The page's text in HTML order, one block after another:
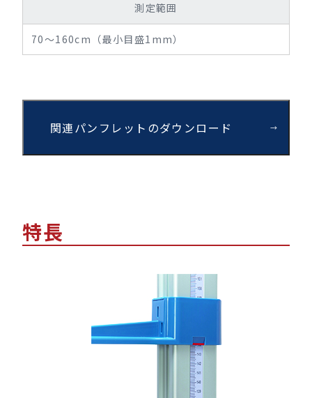
測定範囲
70～160cm（最小目盛1mm）
関連パンフレットのダウンロード
特長